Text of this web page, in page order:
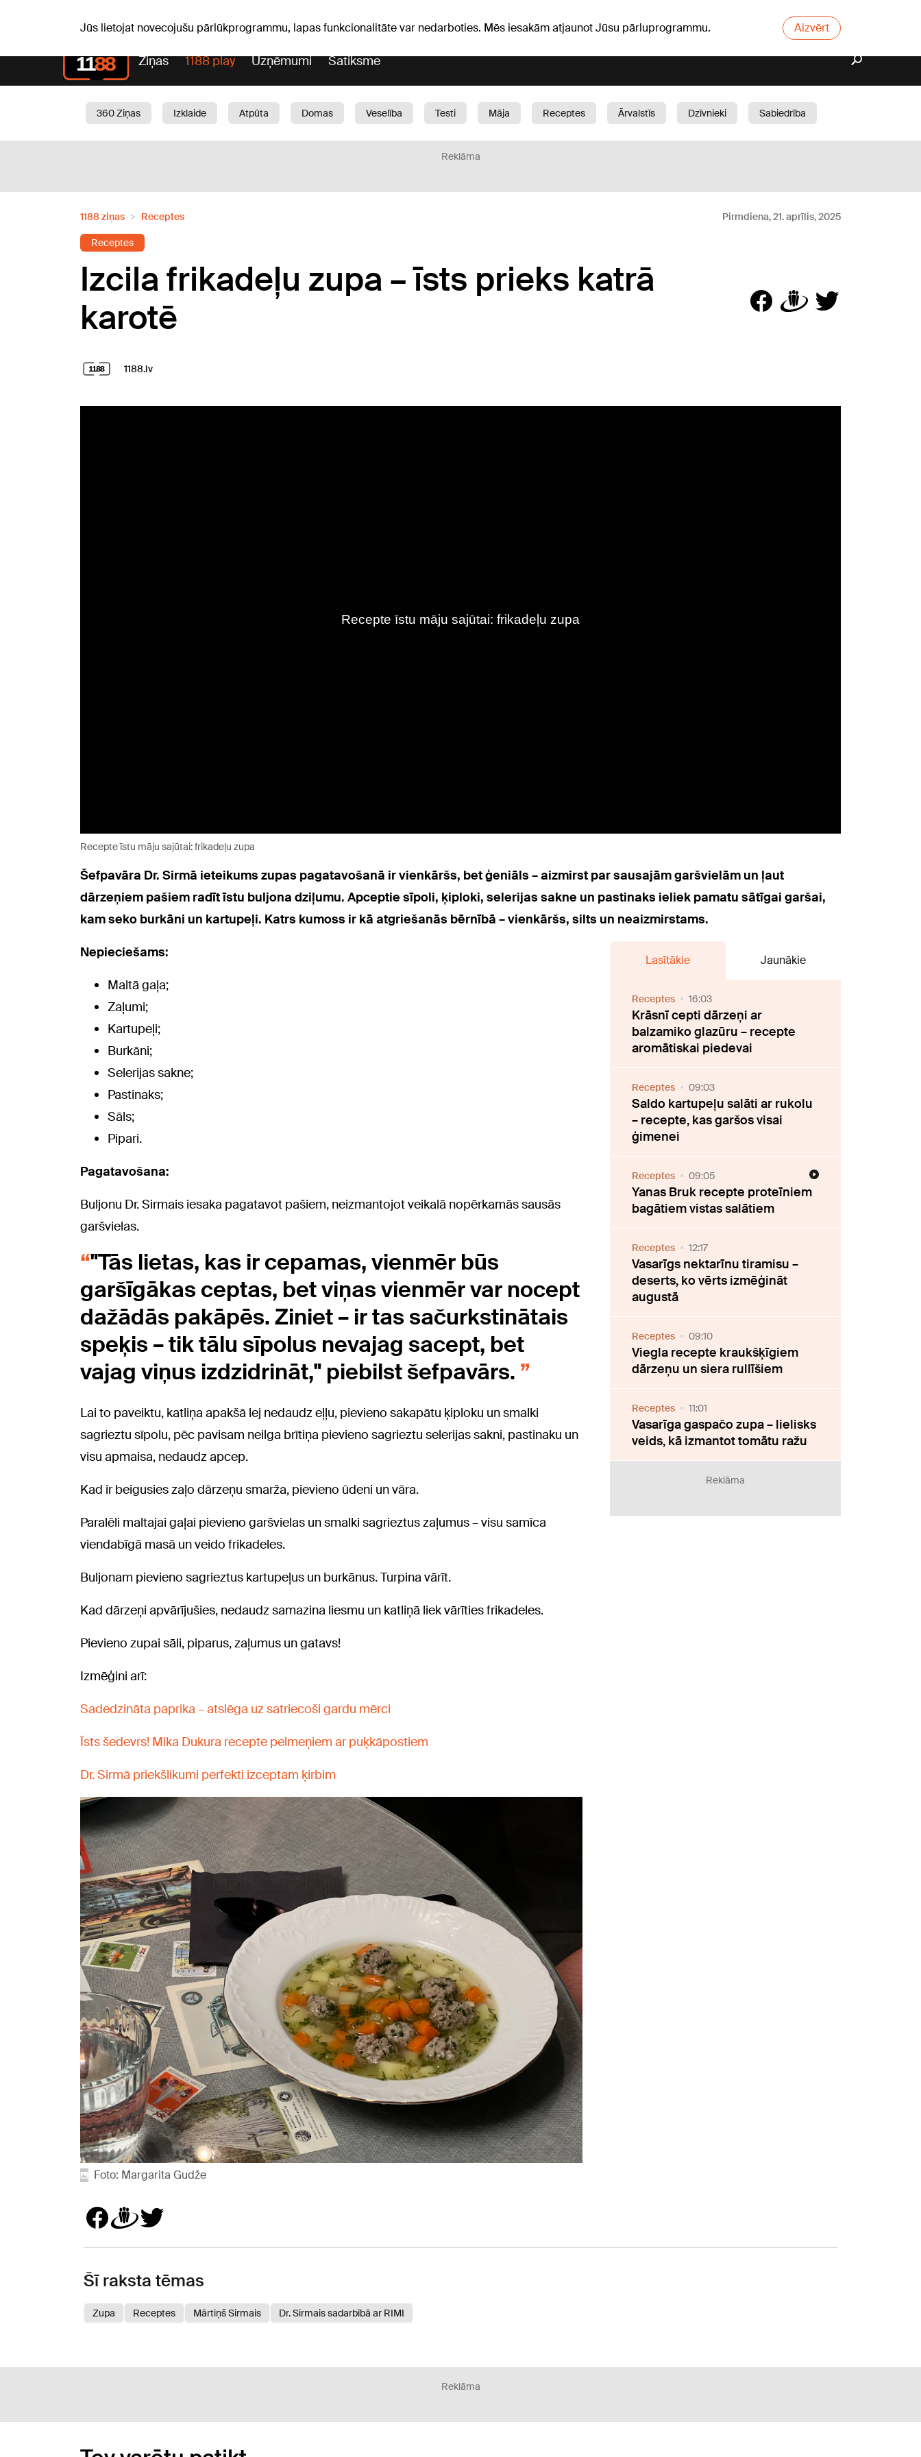
Jūs lietojat novecojušu pārlūkprogrammu, lapas funkcionalitāte var nedarboties. Mēs iesakām atjaunot Jūsu pārluprogrammu. Aizvērt
Ziņas 1188 play Uzņēmumi Satiksme
360 Ziņas Izklaide Atpūta Domas Veselība Testi Māja Receptes Ārvalstīs Dzīvnieki
Sabiedrība
Reklāma
1188 ziņas Receptes Pirmdiena, 21. aprīlis, 2025
Receptes
Izcila frikadeļu zupa – īsts prieks katrā
karotē
1188.lv
Recepte īstu māju sajūtai: frikadeļu zupa
Šefpavāra Dr. Sirmā ieteikums zupas pagatavošanā ir vienkāršs, bet ģeniāls – aizmirst par sausajām garšvielām un ļaut
dārzeņiem pašiem radīt īstu buljona dziļumu. Apceptie sīpoli, ķiploki, selerijas sakne un pastinaks ieliek pamatu sātīgai garšai,
kam seko burkāni un kartupeļi. Katrs kumoss ir kā atgriešanās bērnībā – vienkāršs, silts un neaizmirstams.
Nepieciešams:
Maltā gaļa;
Zaļumi;
Kartupeļi;
Burkāni;
Selerijas sakne;
Pastinaks;
Sāls;
Pipari.
Pagatavošana:
Buljonu Dr. Sirmais iesaka pagatavot pašiem, neizmantojot veikalā nopērkamās sausās
garšvielas.
"Tās lietas, kas ir cepamas, vienmēr būs
garšīgākas ceptas, bet viņas vienmēr var nocept
dažādās pakāpēs. Ziniet – ir tas sačurkstinātais
speķis – tik tālu sīpolus nevajag sacept, bet
vajag viņus izdzidrināt," piebilst šefpavārs.
Lai to paveiktu, katliņa apakšā lej nedaudz eļļu, pievieno sakapātu ķiploku un smalki
sagrieztu sīpolu, pēc pavisam neilga brītiņa pievieno sagrieztu selerijas sakni, pastinaku un
visu apmaisa, nedaudz apcep.
Kad ir beigusies zaļo dārzeņu smarža, pievieno ūdeni un vāra.
Paralēli maltajai gaļai pievieno garšvielas un smalki sagrieztus zaļumus – visu samīca
viendabīgā masā un veido frikadeles.
Buljonam pievieno sagrieztus kartupeļus un burkānus. Turpina vārīt.
Kad dārzeņi apvārījušies, nedaudz samazina liesmu un katliņā liek vārīties frikadeles.
Pievieno zupai sāli, piparus, zaļumus un gatavs!
Izmēģini arī:
Sadedzināta paprika – atslēga uz satriecoši gardu mērci
Īsts šedevrs! Mika Dukura recepte pelmeņiem ar puķkāpostiem
Dr. Sirmā priekšlikumi perfekti izceptam ķirbim
Foto: Margarita Gudže
Lasītākie Jaunākie
Receptes 16:03
Krāsnī cepti dārzeņi ar
balzamiko glazūru – recepte
aromātiskai piedevai
Receptes 09:03
Saldo kartupeļu salāti ar rukolu
– recepte, kas garšos visai
ģimenei
Receptes 09:05
Yanas Bruk recepte proteīniem
bagātiem vistas salātiem
Receptes 12:17
Vasarīgs nektarīnu tiramisu –
deserts, ko vērts izmēģināt
augustā
Receptes 09:10
Viegla recepte kraukšķīgiem
dārzeņu un siera rullīšiem
Receptes 11:01
Vasarīga gaspačo zupa – lielisks
veids, kā izmantot tomātu ražu
Reklāma
Šī raksta tēmas
Zupa Receptes Mārtiņš Sirmais Dr. Sirmais sadarbībā ar RIMI
Reklāma